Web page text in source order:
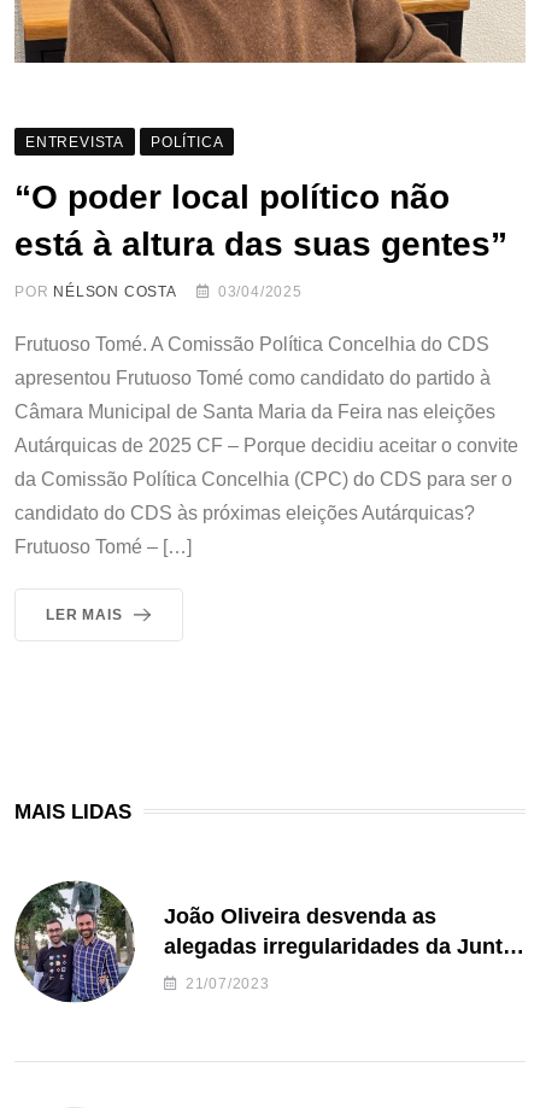
ENTREVISTA POLÍTICA
“O poder local político não
está à altura das suas gentes”
POR NÉLSON COSTA 03/04/2025
Frutuoso Tomé. A Comissão Política Concelhia do CDS
apresentou Frutuoso Tomé como candidato do partido à
Câmara Municipal de Santa Maria da Feira nas eleições
Autárquicas de 2025 CF – Porque decidiu aceitar o convite
da Comissão Política Concelhia (CPC) do CDS para ser o
candidato do CDS às próximas eleições Autárquicas?
Frutuoso Tomé – […]
LER MAIS
MAIS LIDAS
João Oliveira desvenda as
alegadas irregularidades da Junta
de Freguesia S. João de Ver
21/07/2023